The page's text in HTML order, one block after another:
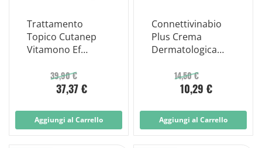
Trattamento
Topico Cutanep
Vitamono Ef
39,90 €
37,37 €
Aggiungi al Carrello
Connettivinabio
Plus Crema
Dermatologica
Piaghe e Ulcere
14,50 €
10,29 €
Aggiungi al Carrello